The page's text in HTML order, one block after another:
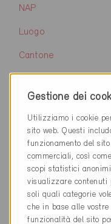
NAP
Luogo
Cantone
Ditta
Luogo
Cantone
Gestione dei
Utilizziamo i cookie
sito web. Questi
funzionamento del
commerciali, così
scopi statistici
visualizzare contenuti
soli quali categorie
che in base alle
funzionalità del sito